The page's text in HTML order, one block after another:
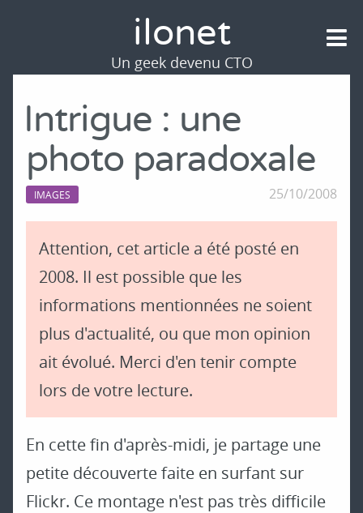
Intrigue : une
photo paradoxale
IMAGES 25/10/2008
Attention, cet article a été posté en
2008. Il est possible que les
informations mentionnées ne soient
plus d'actualité, ou que mon opinion
ait évolué. Merci d'en tenir compte
lors de votre lecture.
En cette fin d'après-midi, je partage une
petite découverte faite en surfant sur
Flickr. Ce montage n'est pas très difficile
ilonet
Un geek devenu CTO